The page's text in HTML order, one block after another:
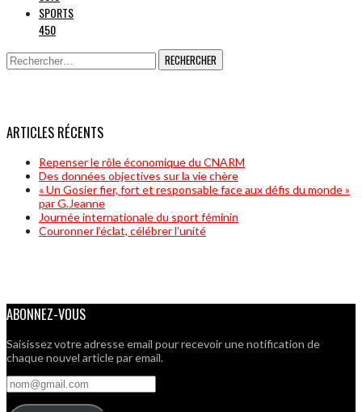
SPORTS
450
Rechercher :
ARTICLES RÉCENTS
Repenser le rôle économique du CNARM
Des données objectives sur la vie chère
« Un Gosier fier, fort et responsable face aux défis du monde »
par G.Jeanne
Journée internationale du sport féminin
Couronner l’éclat, célébrer l’unité
ABONNEZ-VOUS
Saisissez votre adresse email pour recevoir une notification de
chaque nouvel article par email.
nom@gmail.com